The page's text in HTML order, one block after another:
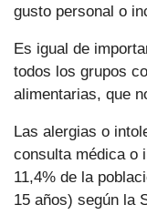
gusto personal o
Es igual de
todos los grupos
alimentarias, que
Las alergias o
consulta médica o
11,4% de la
15 años) según la